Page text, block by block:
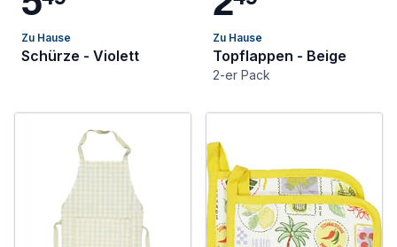
Zu Hause
Schürze - Violett
Zu Hause
Topflappen - Beige
2-er Pack